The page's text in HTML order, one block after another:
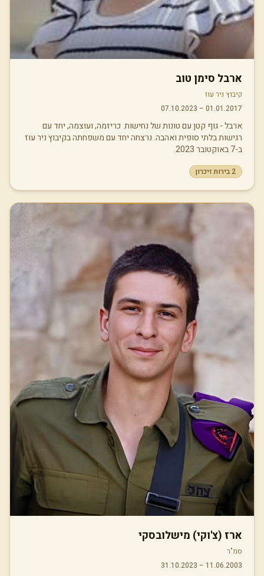
ארבל סימן טוב
קיבוץ ניר עוז
01.01.2017
–
07.10.2023
ארבל - גוף קטן עם טונות של נחישות כריזמה, ועוצמה, יחד עם
רגישות בלתי סופית ואהבה. נרצחה יחד עם משפחתה בקיבוץ ניר עוז
ב-7 באוקטובר 2023.
2 בירות זיכרון
ארז (צ'וקי) מישלובסקי
סמ"ר
11.06.2003
–
31.10.2023